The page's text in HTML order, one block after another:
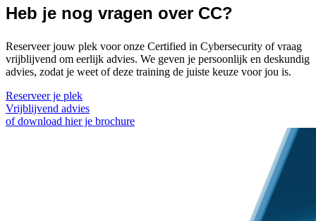
Heb je nog vragen over CC?
Reserveer jouw plek voor onze Certified in Cybersecurity of vraag
vrijblijvend om eerlijk advies. We geven je persoonlijk en deskundig
advies, zodat je weet of deze training de juiste keuze voor jou is.
Reserveer je plek
Vrijblijvend advies
of download hier je brochure